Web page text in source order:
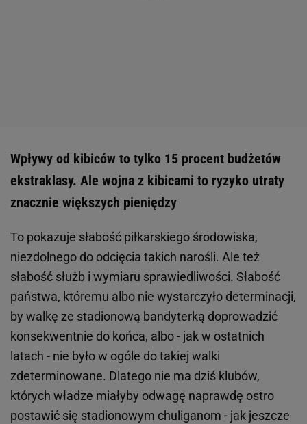
Wpływy od kibiców to tylko 15 procent budżetów
ekstraklasy. Ale wojna z kibicami to ryzyko utraty
znacznie większych pieniędzy
To pokazuje słabość piłkarskiego środowiska,
niezdolnego do odcięcia takich narośli. Ale też
słabość służb i wymiaru sprawiedliwości. Słabość
państwa, któremu albo nie wystarczyło determinacji,
by walkę ze stadionową bandyterką doprowadzić
konsekwentnie do końca, albo - jak w ostatnich
latach - nie było w ogóle do takiej walki
zdeterminowane. Dlatego nie ma dziś klubów,
których władze miałyby odwagę naprawdę ostro
postawić się stadionowym chuliganom - jak jeszcze